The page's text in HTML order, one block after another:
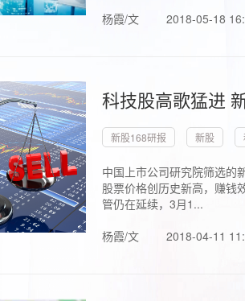
杨霞/文 2018-05-18
科技股高歌猛进
新股168研报 新股
中国上市公司研究院筛选的
股票价格创历史新高，赚钱
管仍在延续，3月1...
杨霞/文
2018-04-11